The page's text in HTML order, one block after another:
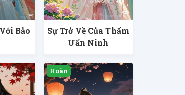
Bảo
Sự Trở Về Của Thẩm
Uẩn Ninh